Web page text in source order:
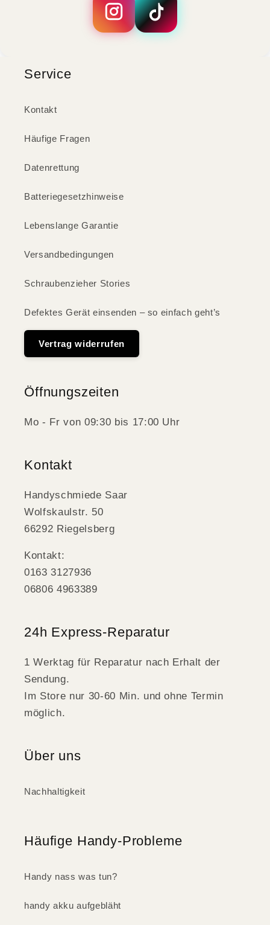
Service
Kontakt
Häufige Fragen
Datenrettung
Batteriegesetzhinweise
Lebenslange Garantie
Versandbedingungen
Schraubenzieher Stories
Defektes Gerät einsenden – so einfach geht’s
Vertrag widerrufen
Öffnungszeiten
Mo - Fr von 09:30 bis 17:00 Uhr
Kontakt
Handyschmiede Saar
Wolfskaulstr. 50
66292 Riegelsberg
Kontakt:
0163 3127936
06806 4963389
24h Express-Reparatur
1 Werktag für Reparatur nach Erhalt der
Sendung.
Im Store nur 30-60 Min. und ohne Termin
möglich.
Über uns
Nachhaltigkeit
Häufige Handy-Probleme
Handy nass was tun?
handy akku aufgebläht